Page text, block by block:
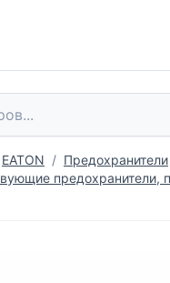
EATON
Предохранители
предохранители,